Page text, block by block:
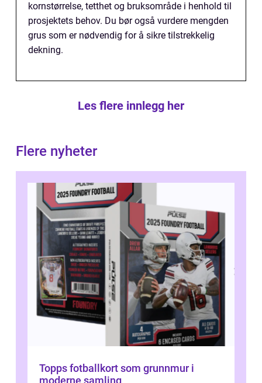
kornstørrelse, tetthet og bruksområde i henhold til
prosjektets behov. Du bør også vurdere mengden
grus som er nødvendig for å sikre tilstrekkelig
dekning.
Les flere innlegg her
Flere nyheter
Topps fotballkort som grunnmur i
moderne samling